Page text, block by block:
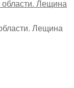
Лещина